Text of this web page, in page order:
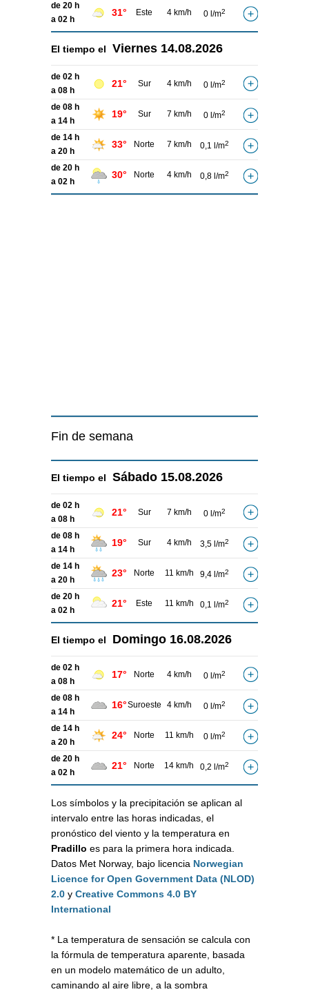
de 20 h
a 02 h
31° Este 4 km/h 0 l/m2
El tiempo el Viernes 14.08.2026
de 02 h
a 08 h
21° Sur 4 km/h 0 l/m2
de 08 h
a 14 h
19° Sur 7 km/h 0 l/m2
de 14 h
a 20 h
33° Norte 7 km/h 0,1 l/m2
de 20 h
a 02 h
30° Norte 4 km/h 0,8 l/m2
Fin de semana
El tiempo el Sábado 15.08.2026
de 02 h
a 08 h
21° Sur 7 km/h 0 l/m2
de 08 h
a 14 h
19° Sur 4 km/h 3,5 l/m2
de 14 h
a 20 h
23° Norte 11 km/h 9,4 l/m2
de 20 h
a 02 h
21° Este 11 km/h 0,1 l/m2
El tiempo el Domingo 16.08.2026
de 02 h
a 08 h
17° Norte 4 km/h 0 l/m2
de 08 h
a 14 h
16°Suroeste 4 km/h 0 l/m2
de 14 h
a 20 h
24° Norte 11 km/h 0 l/m2
de 20 h
a 02 h
21° Norte 14 km/h 0,2 l/m2
Los símbolos y la precipitación se aplican al
intervalo entre las horas indicadas, el
pronóstico del viento y la temperatura en
Pradillo es para la primera hora indicada.
Datos Met Norway, bajo licencia Norwegian
Licence for Open Government Data (NLOD)
2.0 y Creative Commons 4.0 BY
International
* La temperatura de sensación se calcula con
la fórmula de temperatura aparente, basada
en un modelo matemático de un adulto,
caminando al aire libre, a la sombra